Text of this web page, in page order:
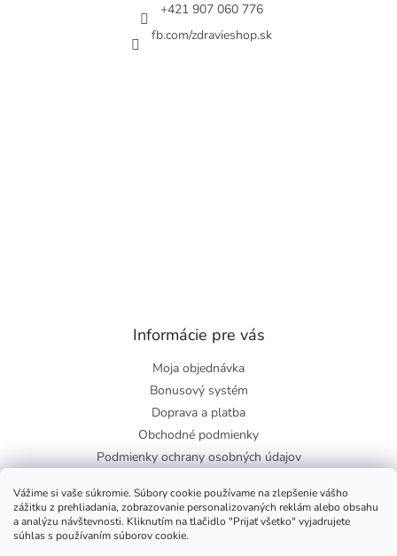
Vážime si vaše súkromie. Súbory cookie používame na zlepšenie vášho
zážitku z prehliadania, zobrazovanie personalizovaných reklám alebo obsahu
a analýzu návštevnosti. Kliknutím na tlačidlo "Prijať všetko" vyjadrujete
súhlas s používaním súborov cookie.
+421 907 060 776
fb.com/zdravieshop.sk
Informácie pre vás
Moja objednávka
Bonusový systém
Doprava a platba
Obchodné podmienky
Podmienky ochrany osobných údajov
Blog